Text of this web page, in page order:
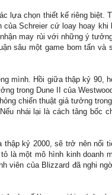
lựa chọn thiết kế riêng biệt.
Schreier cứ loay hoay khi
may rủi với những ý
sâu một game bom tấn và
mình. Hồi giữa thập kỷ 90,
trong Dune II của
chiến thuật giả tưởng
nhái lại là cách tâng bốc
thập kỷ 2000, sẽ trở nên nổi
là một mô hình kinh doanh
viên của Blizzard đã nghi